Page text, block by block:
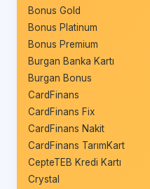
Bonus Gold
Bonus Platinum
Bonus Premium
Burgan Banka Kartı
Burgan Bonus
CardFinans
CardFinans Fix
CardFinans Nakit
CardFinans TarımKart
CepteTEB Kredi Kartı
Crystal